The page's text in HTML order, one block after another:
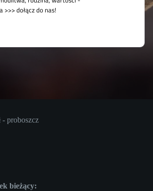
- proboszcz
bieżący: